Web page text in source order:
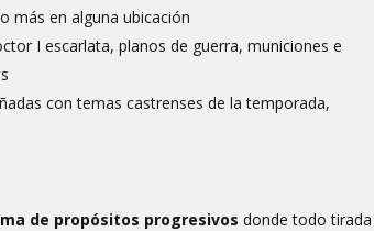
más en alguna ubicación
I escarlata, planos de guerra, municiones e
con temas castrenses de la temporada,
de propósitos progresivos donde todo tirada